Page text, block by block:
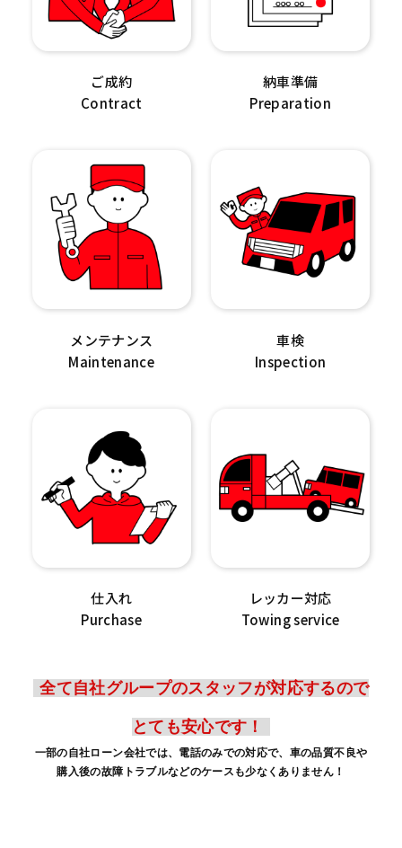
ご成約
Contract
納車準備
Preparation
メンテナンス
Maintenance
車検
Inspection
仕入れ
Purchase
レッカー対応
Towing service
全て自社グループのスタッフが対応するので
とても安心です！
一部の自社ローン会社では、電話のみでの対応で、車の品質不良や
購入後の故障トラブルなどのケースも少なくありません！